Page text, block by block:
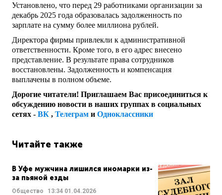
Установлено, что перед 29 работниками организации за
декабрь 2025 года образовалась задолженность по
зарплате на сумму более миллиона рублей.
Директора фирмы привлекли к административной
ответственности. Кроме того, в его адрес внесено
представление. В результате права сотрудников
восстановлены. Задолженность и компенсация
выплачены в полном объеме.
Дорогие читатели! Приглашаем Вас присоединиться к
обсуждению новости в наших группах в социальных
сетях - ВК , Телеграм и Одноклассники
Читайте также
В Уфе мужчина лишился иномарки из-
за пьяной езды
Общество 13:34 01.04.2026